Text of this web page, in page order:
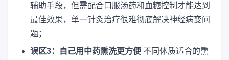
辅助手段，但需配合口服汤药和血糖控制才能达到
最佳效果，单一针灸治疗很难彻底解决神经病变问
题；
误区3：自己用中药熏洗更方便 不同体质适合的熏